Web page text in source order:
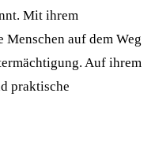
Mit ihrem
auf dem Weg
Auf ihrem
praktische